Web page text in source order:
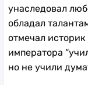
унаследовал
обладал
отмечал
императора
но не учили